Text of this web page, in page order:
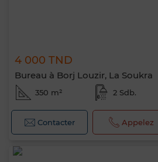
4 000 TND
Bureau à Borj Louzir, La Soukra
350 m² 2 Sdb.
Contacter Appelez